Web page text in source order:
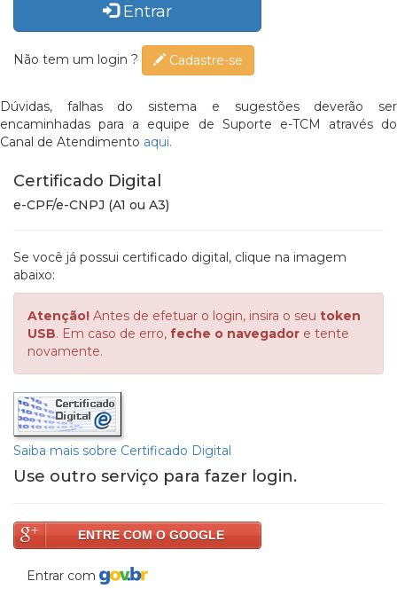
Entrar
Não tem um login ? Cadastre-se
Dúvidas, falhas do sistema e sugestões deverão ser
encaminhadas para a equipe de Suporte e-TCM através do
Canal de Atendimento aqui.
Certificado Digital
e-CPF/e-CNPJ (A1 ou A3)
Se você já possui certificado digital, clique na imagem
abaixo:
Atenção! Antes de efetuar o login, insira o seu token
USB. Em caso de erro, feche o navegador e tente
novamente.
Saiba mais sobre Certificado Digital
Use outro serviço para fazer login.
ENTRE COM O GOOGLE
Entrar com